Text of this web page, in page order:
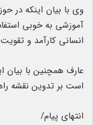
وی با بیان اینکه در
آموزشی به خوبی
انسانی کارآمد و
عارف همچنین با بیان
است بر تدوین نقشه
انتهای پیام/